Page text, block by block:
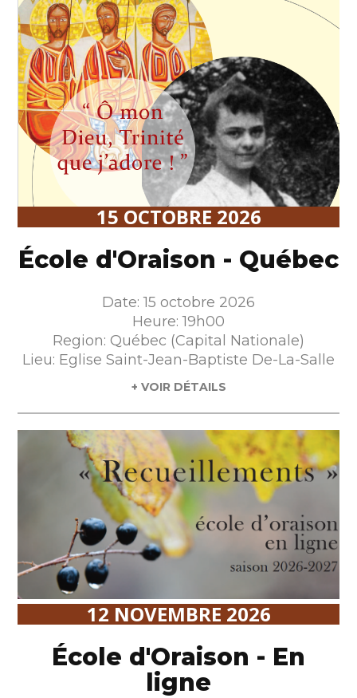
15 OCTOBRE 2026
École d'Oraison - Québec
Date: 15 octobre 2026
Heure: 19h00
Region: Québec (Capital Nationale)
Lieu: Eglise Saint-Jean-Baptiste De-La-Salle
+ VOIR DÉTAILS
12 NOVEMBRE 2026
École d'Oraison - En
ligne